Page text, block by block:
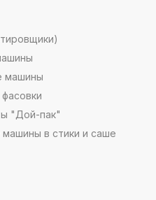
машины
"Дой-пак"
в стики и саше